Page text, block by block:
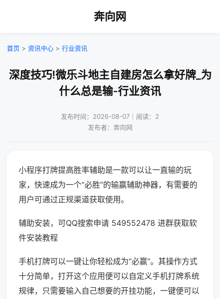
奔向网
首页 > 资讯中心 > 行业资讯
深度技巧!微乐斗地主自建房怎么拿好牌_为
什么总是输-行业资讯
发布时间：2026-08-07｜阅读：2
发布者：奔向网
小程序打牌提高胜率辅助是一款可以让一直输的玩
家，快速成为一个“必胜”的输赢辅助神器，有需要的
用户可通过正规渠道获取使用。
辅助安装，可QQ搜索申请 549552478 进群获取软
件安装教程
手机打牌可以一键让你轻松成为“必赢”。其操作方式
十分简单，打开这个应用便可以自定义手机打牌系统
规律，只需要输入自己想要的开挂功能，一键便可以